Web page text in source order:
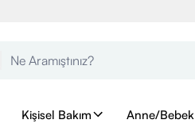
Kişisel Bakım Anne/Bebek